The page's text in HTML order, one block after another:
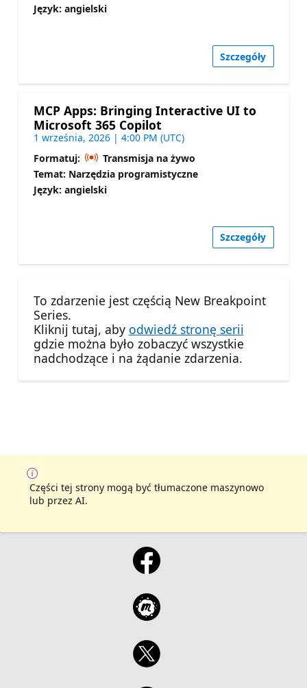
Język: angielski
Szczegóły
MCP Apps: Bringing Interactive UI to
Microsoft 365 Copilot
1 września, 2026 | 4:00 PM (UTC)
Formatuj:
Transmisja na żywo
Temat: Narzędzia programistyczne
Język: angielski
Szczegóły
To zdarzenie jest częścią New Breakpoint
Series.
Kliknij tutaj, aby odwiedź stronę serii
gdzie można było zobaczyć wszystkie
nadchodzące i na żądanie zdarzenia.
Części tej strony mogą być tłumaczone maszynowo
lub przez AI.